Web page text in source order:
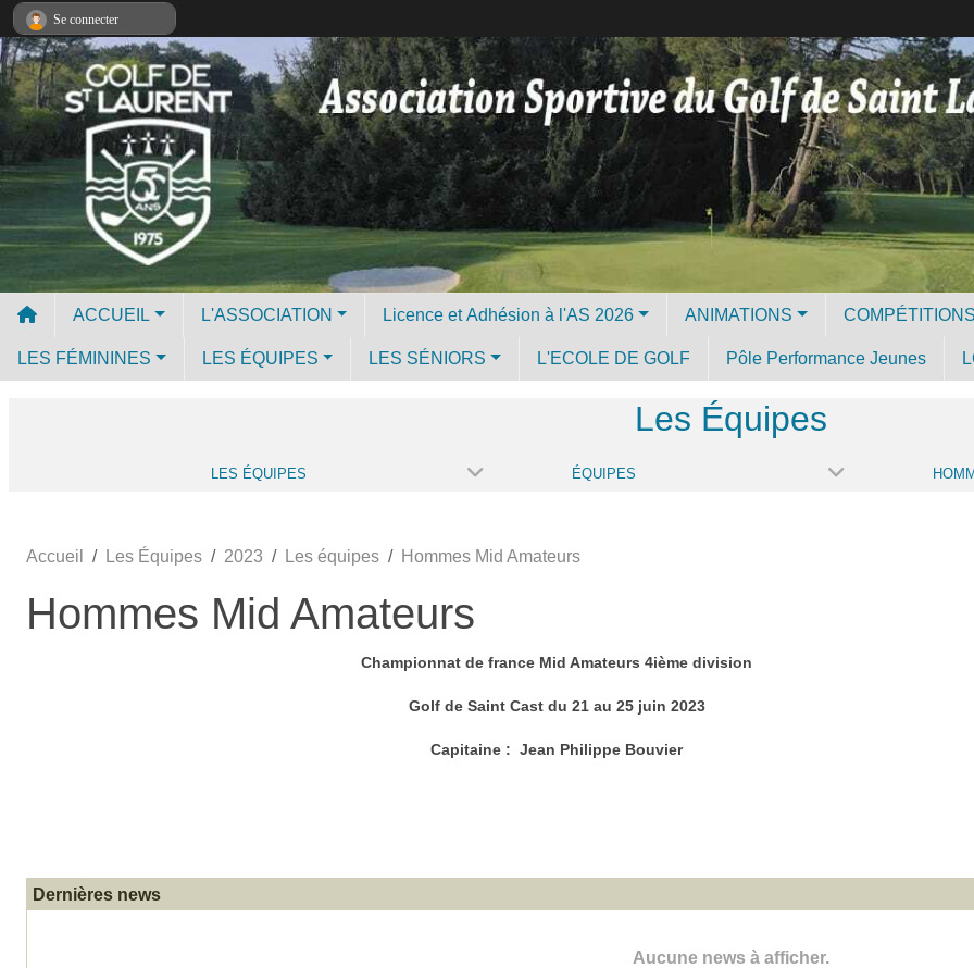
ACCUEIL L'ASSOCIATION Licence et Adhésion à l'AS 2026 ANIMATIONS COMPÉTITIONS
LES FÉMININES LES ÉQUIPES LES SÉNIORS L'ECOLE DE GOLF Pôle Performance Jeunes
Les Équipes
LES ÉQUIPES ÉQUIPES
Accueil Les Équipes 2023 Les équipes Hommes Mid Amateurs
Hommes Mid Amateurs
Championnat de france Mid Amateurs 4ième division
Golf de Saint Cast du 21 au 25 juin 2023
Capitaine : Jean Philippe Bouvier
Dernières news
Aucune news à afficher.
Se connecter
Panneau de gestion des cookies